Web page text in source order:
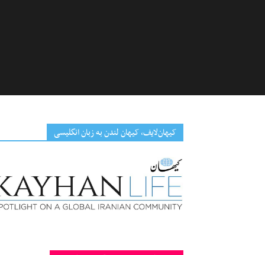
کیهان‌لایف، کیهان لندن به زبان انگلیسی